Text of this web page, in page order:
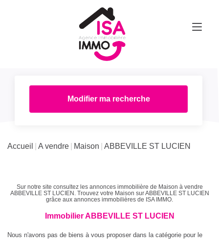
Modifier ma recherche
Accueil A vendre Maison ABBEVILLE ST LUCIEN
Sur notre site consultez les annonces immobilière de Maison à vendre
ABBEVILLE ST LUCIEN. Trouvez votre Maison sur ABBEVILLE ST LUCIEN
grâce aux annonces immobilières de ISA IMMO.
Immobilier ABBEVILLE ST LUCIEN
Nous n'avons pas de biens à vous proposer dans la catégorie pour le